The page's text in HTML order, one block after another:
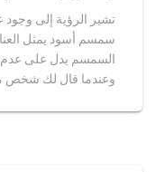
تشير الرؤية إلى وجود
سمسم أسود يمثل
السمسم يدل على عدم
وعندما قال لك شخص